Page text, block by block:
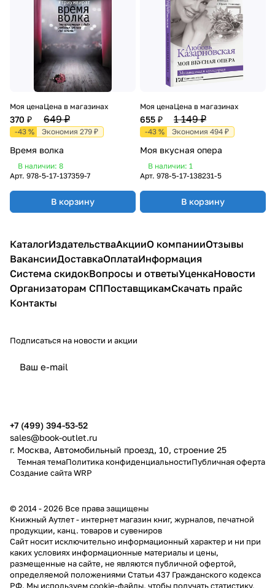
Моя цена
370 ₽
Цена в магазинах
649 ₽
-43 % Экономия 279 ₽
Время волка
В наличии: 8
Арт. 978-5-17-137359-7
В корзину
Моя цена
655 ₽
Цена в магазинах
1 149 ₽
-43 % Экономия 494 ₽
Моя вкусная опера
В наличии: 1
Арт. 978-5-17-138231-5
В корзину
КаталогИздательстваАкцииО компанииОтзывы
ВакансииДоставкаОплатаИнформация
Система скидокВопросы и ответыУценкаНовости
Организаторам СППоставщикамСкачать прайс
Контакты
Подписаться на новости и акции
+7 (499) 394-53-52
sales@book-outlet.ru
г. Москва, Автомобильный проезд, 10, строение 25
Темная темаПолитика конфиденциальностиПубличная оферта
Создание сайтаWRP
© 2014 - 2026 Все права защищены
Книжный Аутлет - интернет магазин книг, журналов, печатной
продукции, канц. товаров и сувениров
Cайт носит исключительно информационный характер и ни при
каких условиях информационные материалы и цены,
размещенные на сайте, не являются публичной офертой,
определяемой положениями Статьи 437 Гражданского кодекса
РФ. Мы используем cookie-файлы, чтобы получать статистику,